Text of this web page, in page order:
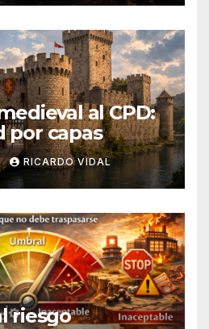
al CPD:
por capas
RICARDO VIDAL
riesgo